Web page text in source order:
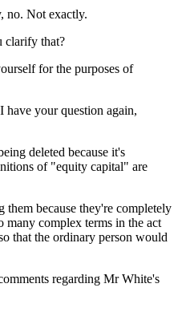
no. Not exactly.
clarify that?
for the purposes of
have your question again,
deleted because it's
of "equity capital" are
them because they're completely
complex terms in the act
that the ordinary person would
regarding Mr White's